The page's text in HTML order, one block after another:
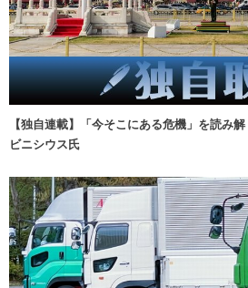
【独自連載】「今そこにある危機」を読み
ビニシウス氏